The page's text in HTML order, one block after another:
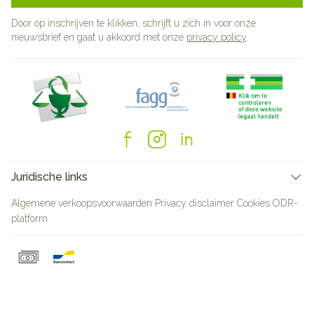
Door op inschrijven te klikken, schrijft u zich in voor onze
nieuwsbrief en gaat u akkoord met onze privacy policy
Juridische links
Algemene verkoopsvoorwaarden Privacy disclaimer Cookies ODR-
platform